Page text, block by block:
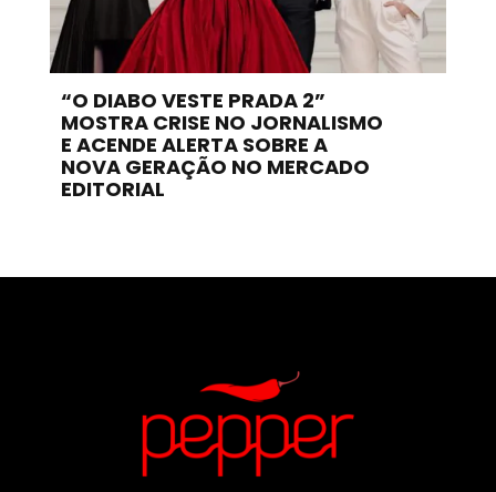
“O DIABO VESTE PRADA 2”
MOSTRA CRISE NO JORNALISMO
E ACENDE ALERTA SOBRE A
NOVA GERAÇÃO NO MERCADO
EDITORIAL